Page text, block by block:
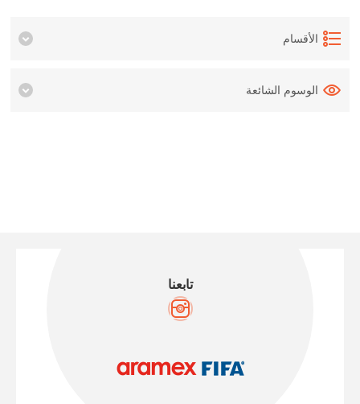
الأقسام
الوسوم الشائعة
تابعنا